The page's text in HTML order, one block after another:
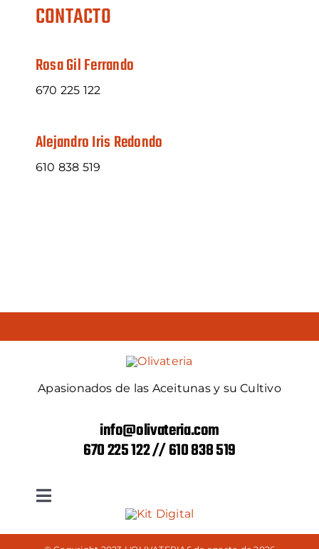
CONTACTO
Rosa Gil Ferrando
670 225 122
Alejandro Iris Redondo
610 838 519
Apasionados de las Aceitunas y su Cultivo
info@olivateria.com
670 225 122 // 610 838 519
Toggle
Navigation
Política de devoluciones y reembolsos